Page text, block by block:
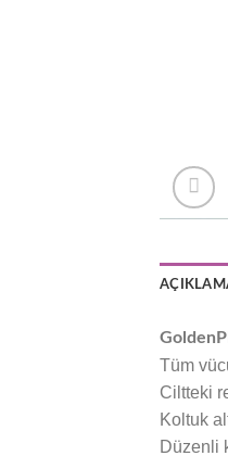
Tüm
Ciltteki
Koltuk
Düzenli